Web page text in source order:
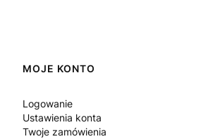
Linki w stopce
MOJE KONTO
Logowanie
Ustawienia konta
Twoje zamówienia